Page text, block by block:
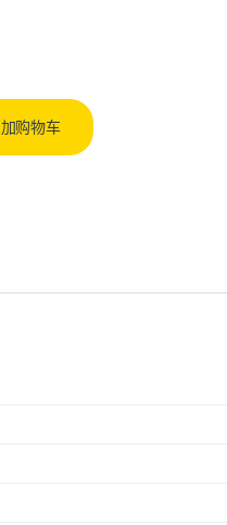
加购物车